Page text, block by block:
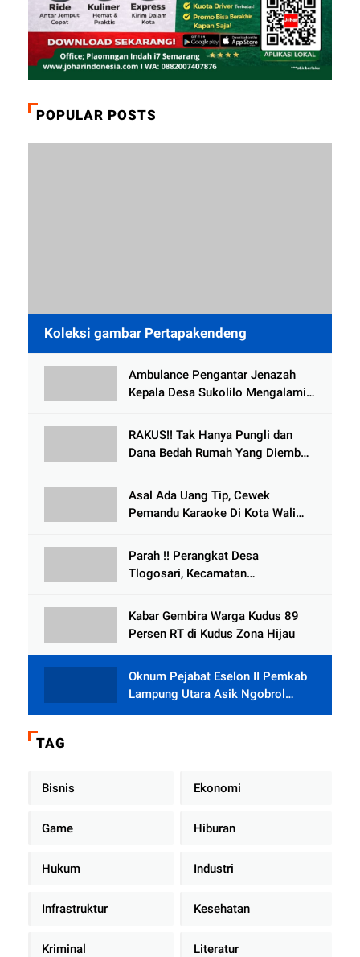
POPULAR POSTS
Koleksi gambar Pertapakendeng
Ambulance Pengantar Jenazah
Kepala Desa Sukolilo Mengalami
Meninggal Dunia
RAKUS!! Tak Hanya Pungli dan
Dana Bedah Rumah Yang Diembat,
Tlogowungu, di Duga
Selewengkan Bantuan Mushola
Asal Ada Uang Tip, Cewek
Pemandu Karaoke Di Kota Wali
Parah !! Perangkat Desa
Tlogosari, Kecamatan
Rumah dari BAZNAS
Kabar Gembira Warga Kudus 89
Persen RT di Kudus Zona Hijau
Oknum Pejabat Eselon II Pemkab
Lampung Utara Asik Ngobrol
Dengan Teman Kencan Wanitanya
TAG
Bisnis Ekonomi
Game Hiburan
Hukum Industri
Infrastruktur Kesehatan
Kriminal Literatur